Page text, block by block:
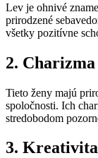
Lev je ohnivé
prirodzené
všetky pozitívne
2. Charizma
Tieto ženy majú
spoločnosti. Ich
stredobodom
3. Kreativita